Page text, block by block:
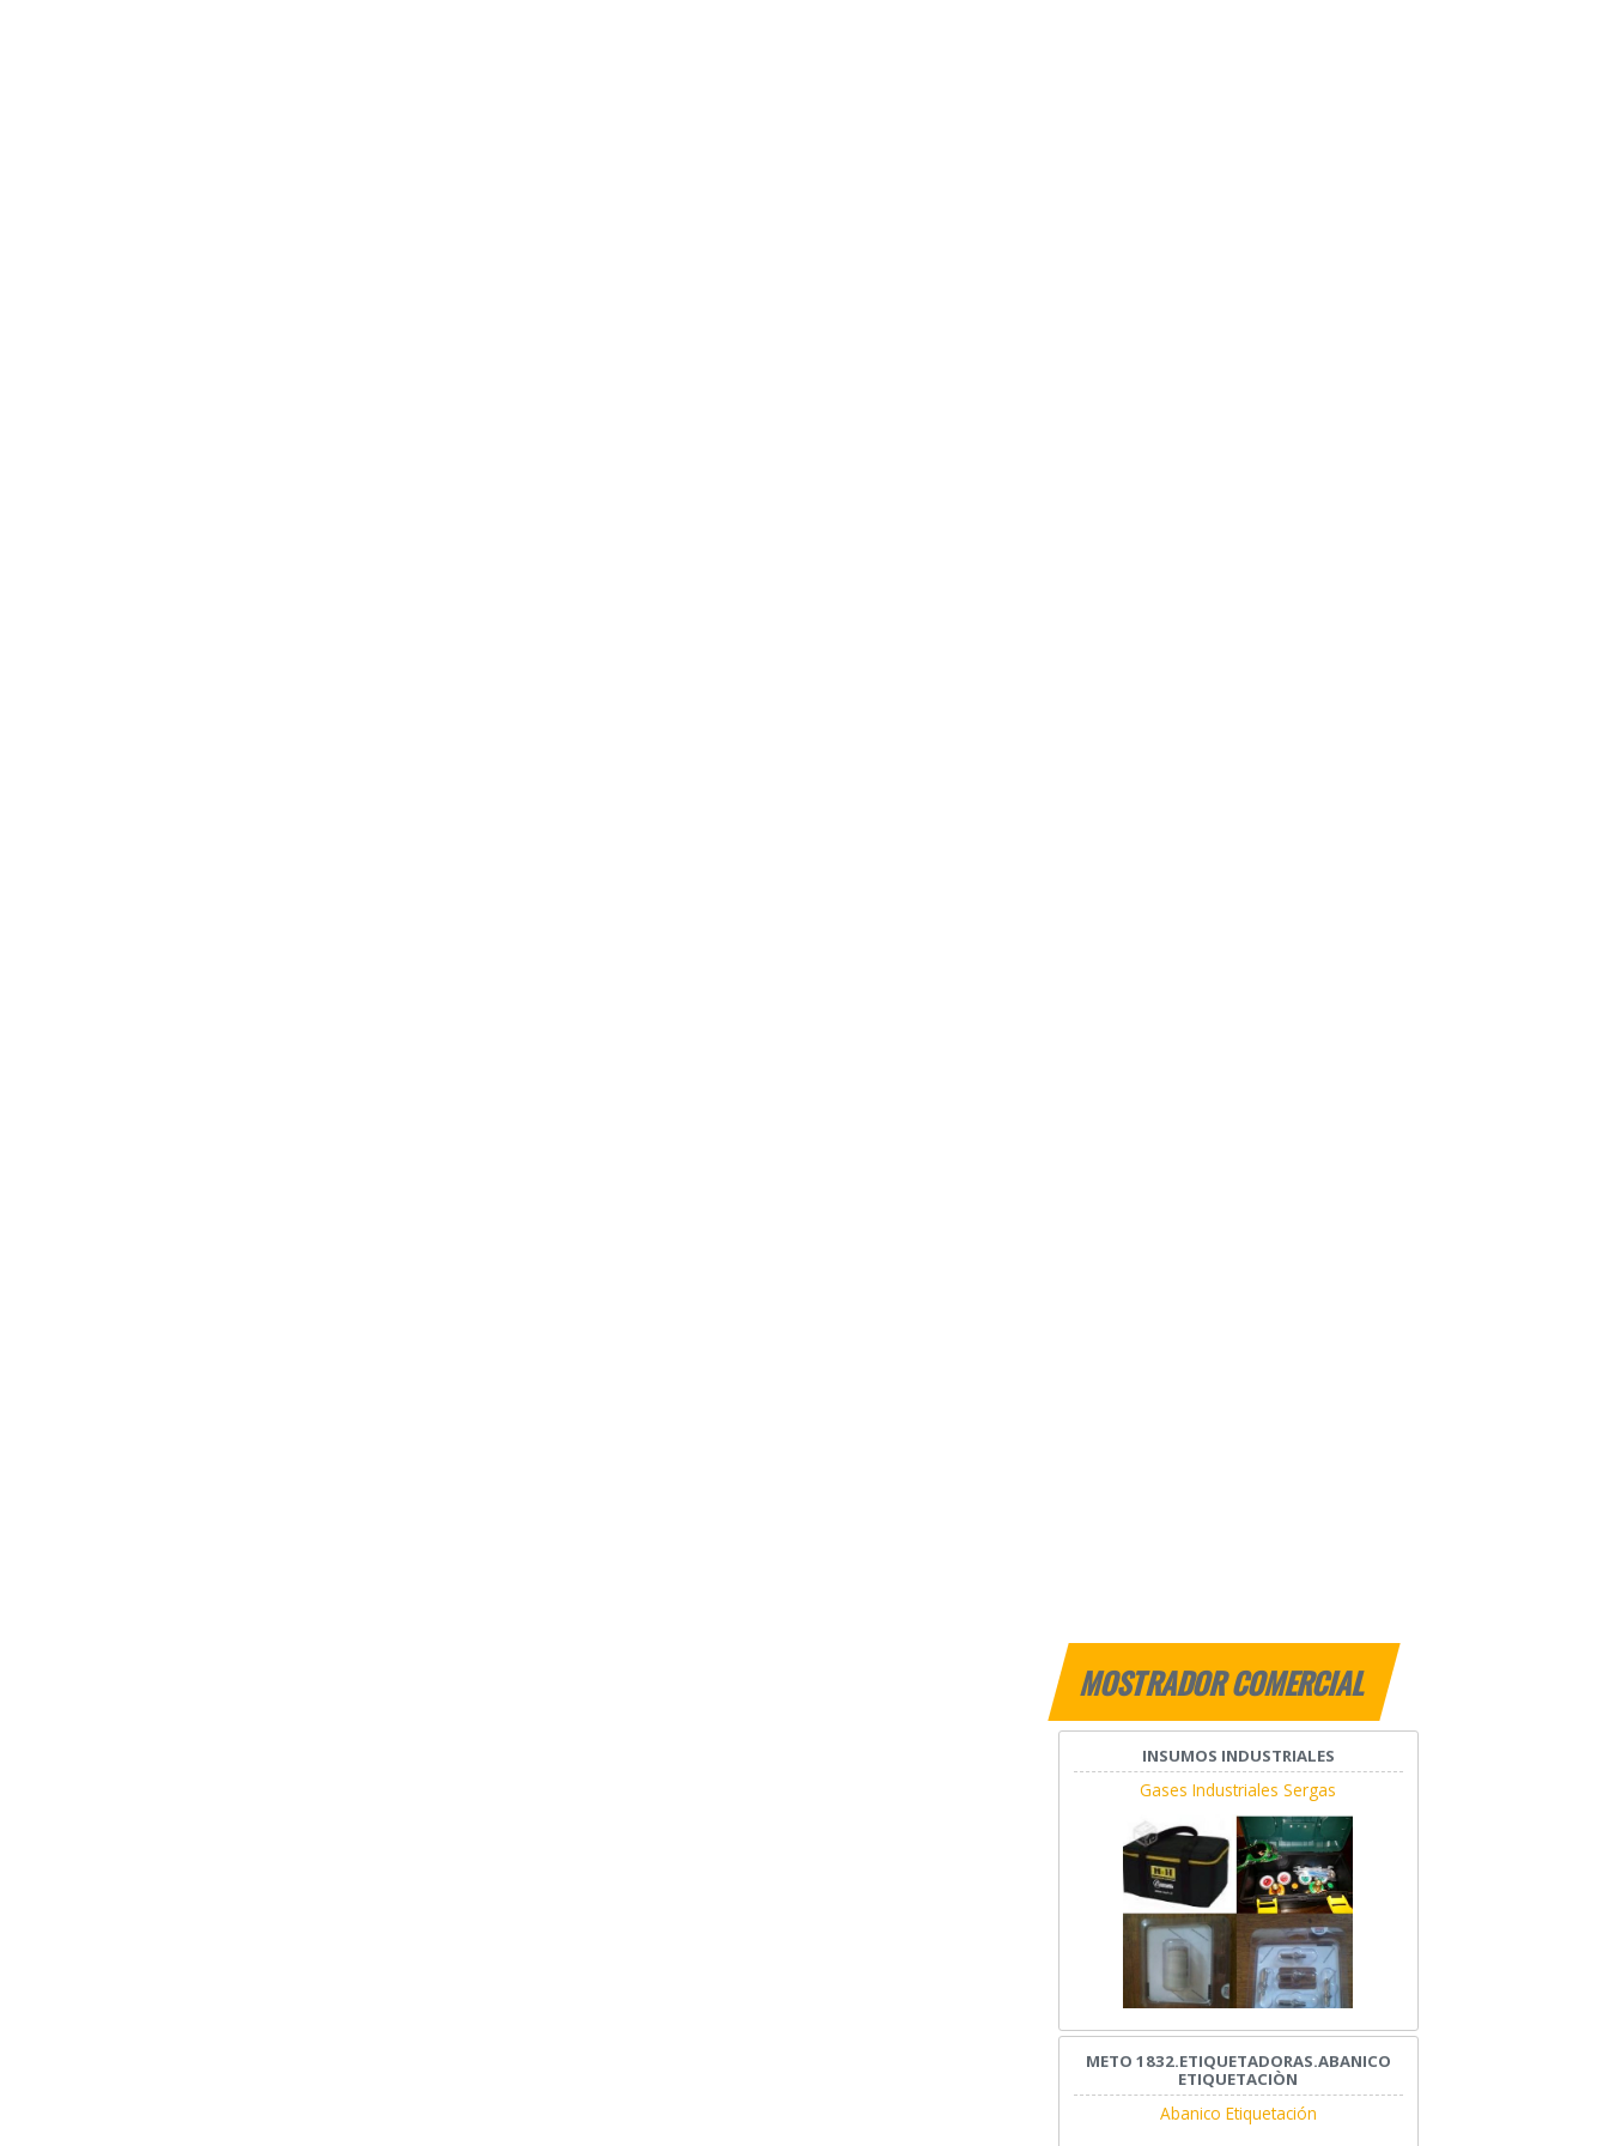
MOSTRADOR COMERCIAL
INSUMOS INDUSTRIALES
Gases Industriales Sergas
METO 1832.ETIQUETADORAS.ABANICO
ETIQUETACIÒN
Abanico Etiquetación